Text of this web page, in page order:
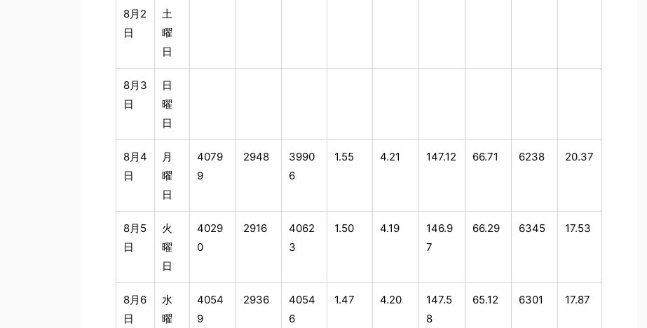
8月2
日
土
曜
日
8月3
日
日
曜
日
8月4
日
月
曜
日
4079
9
2948
3990
6
1.55 4.21 147.12 66.71 6238 20.37
8月5
日
火
曜
日
4029
0
2916
4062
3
1.50 4.19
146.9
7
66.29 6345 17.53
8月6
日
水
曜
4054
9
2936
4054
6
1.47 4.20
147.5
8
65.12 6301 17.87